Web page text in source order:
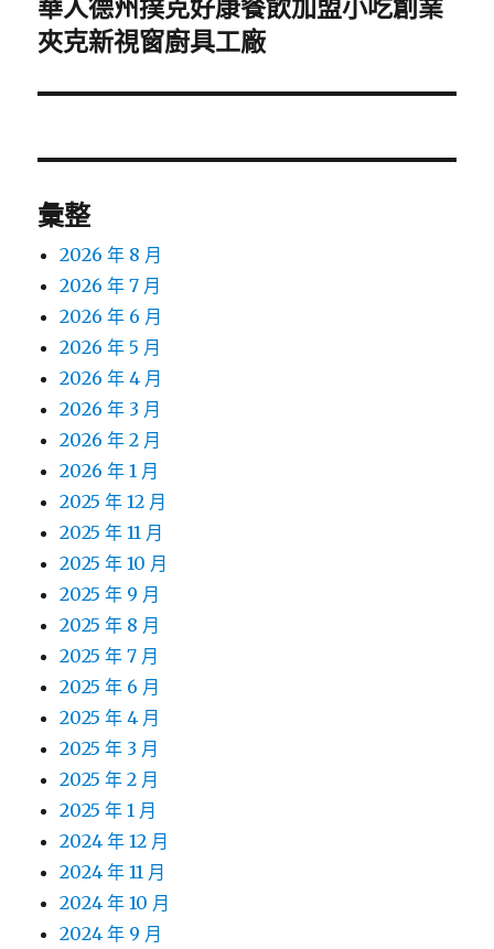
下
一
文
華人德州撲克好康餐飲加盟小吃創業
夾克新視窗廚具工廠
彙整
2026 年 8 月
2026 年 7 月
2026 年 6 月
2026 年 5 月
2026 年 4 月
2026 年 3 月
2026 年 2 月
2026 年 1 月
2025 年 12 月
2025 年 11 月
2025 年 10 月
2025 年 9 月
2025 年 8 月
2025 年 7 月
2025 年 6 月
2025 年 4 月
2025 年 3 月
2025 年 2 月
2025 年 1 月
2024 年 12 月
2024 年 11 月
2024 年 10 月
2024 年 9 月